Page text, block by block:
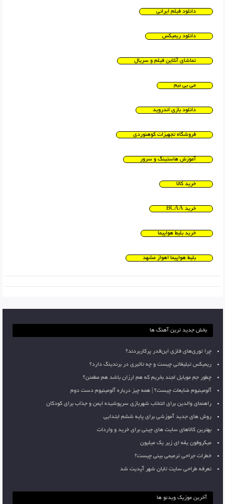
دانلود فیلم ایرانی
دانلود ریمیکس
تماشای آنلاین فیلم و سریال
می بی نیم
دانلود بازی اندروید
فروشگاه تجهیزات کوهنوردی
آموزش هاستینگ و سرور
خرید کالا
خرید BCAA
خرید بلیط هواپیما
بلیط هواپیما اهواز مشهد
بخش جدید ترین آهنگ ها
چرا توری‌های فلزی این‌قدر پرکاربردند؟
ریمیکس تبلیغاتی چیست و چه تاثیری در برندینگ دارد؟
چطور جم موبایل لجند بخریم که هم ارزان باشد هم مطمئن؟
آلومینیوم ضایعات چیست؟ | همه چیز درباره آلومینیوم دست دوم
راهنمای والدین برای انتخاب شهربازی سرپوشیده ایمن و جذاب برای کودکان
روش های جدید آموزشی برای پایه ششم ابتدایی
بهترین کالاهای سایت های چینی برای خرید و واردات
میکروفون یقه ای زیر یک میلیون
خطرات جراحی ترمیمی بینی چیست؟
تعرفه طراحی سایت تابان شهر آپدیت شد
آخرین موزیک ویدئو ها